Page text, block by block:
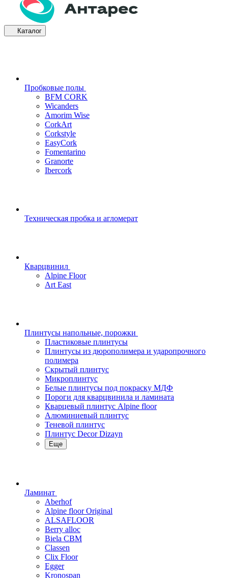
Каталог
Пробковые полы
BFM CORK
Wicanders
Amorim Wise
CorkArt
Corkstyle
EasyCork
Fomentarino
Granorte
Ibercork
Техническая пробка и агломерат
Кварцвинил
Alpine Floor
Art East
Плинтусы напольные, порожки
Пластиковые плинтусы
Плинтусы из дюрополимера и ударопрочного
полимера
Скрытый плинтус
Микроплинтус
Белые плинтусы под покраску МДФ
Пороги для кварцвинила и ламината
Кварцевый плинтус Alpine floor
Алюминиевый плинтус
Теневой плинтус
Плинтус Decor Dizayn
Еще
Ламинат
Aberhof
Alpine floor Original
ALSAFLOOR
Berry alloc
Biela CBM
Classen
Clix Floor
Egger
Kronospan